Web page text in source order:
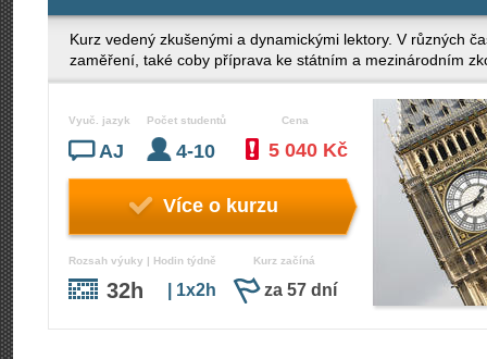
Kurz vedený zkušenými a dynamickými lektory. V různých
zaměření, také coby příprava ke státním a mezinárodním
Vyuč. jazyk
AJ
Počet studentů
4-10
Cena
5 040 Kč
Více o kurzu
Rozsah výuky | Hodin týdně
32h | 1x2h
Kurz začíná
za 57 dní